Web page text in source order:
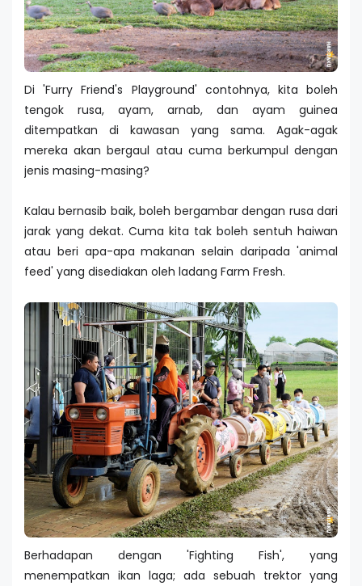
Di 'Furry Friend's Playground' contohnya, kita boleh
tengok rusa, ayam, arnab, dan ayam guinea
ditempatkan di kawasan yang sama. Agak-agak
mereka akan bergaul atau cuma berkumpul dengan
jenis masing-masing?
Kalau bernasib baik, boleh bergambar dengan rusa dari
jarak yang dekat. Cuma kita tak boleh sentuh haiwan
atau beri apa-apa makanan selain daripada 'animal
feed' yang disediakan oleh ladang Farm Fresh.
Berhadapan dengan 'Fighting Fish', yang
menempatkan ikan laga; ada sebuah trektor yang